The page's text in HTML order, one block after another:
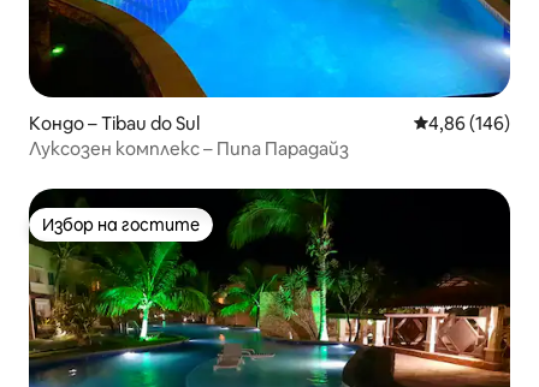
Кондо – Tibau do Sul Средна
4,86 (146)
Луксозен комплекс – Пипа Парадайз
Избор на гостите
Избор на гостите